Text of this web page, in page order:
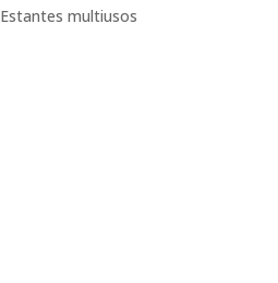
Estantes multiusos